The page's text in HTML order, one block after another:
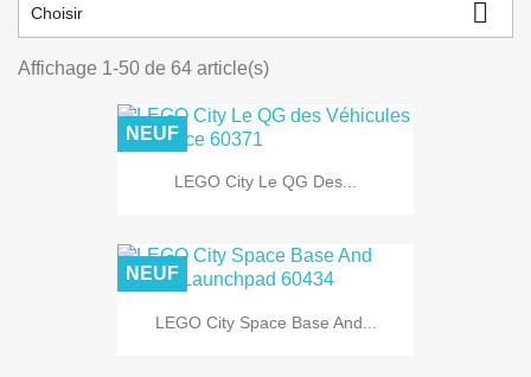
Choisir 
Affichage 1-50 de 64 article(s)
LEGO City Le QG Des...
NEUF
LEGO City Space Base And...
NEUF